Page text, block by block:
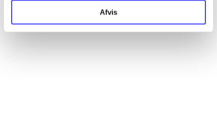
Afvis
Alle registrerede artikler fordelt på udgivelser